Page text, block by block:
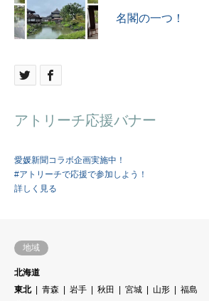
名閣の一つ！
アトリーチ応援バナー
愛媛新聞コラボ企画実施中！
#アトリーチで応援で参加しよう！
詳しく見る
地域
北海道
東北
青森 岩手 秋田 宮城 山形
福島